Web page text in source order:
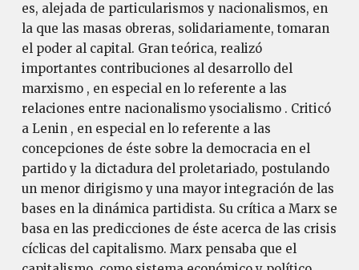
es, alejada de particularismos y nacionalismos, en
la que las masas obreras, solidariamente, tomaran
el poder al capital. Gran teórica, realizó
importantes contribuciones al desarrollo del
marxismo , en especial en lo referente a las
relaciones entre nacionalismo ysocialismo . Criticó
a Lenin , en especial en lo referente a las
concepciones de éste sobre la democracia en el
partido y la dictadura del proletariado, postulando
un menor dirigismo y una mayor integración de las
bases en la dinámica partidista. Su crítica a Marx se
basa en las predicciones de éste acerca de las crisis
cíclicas del capitalismo. Marx pensaba que el